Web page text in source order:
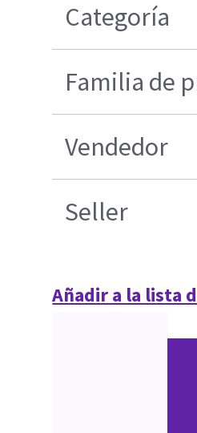
Categoría
Familia de
Vendedor
Seller
Añadir a la lista